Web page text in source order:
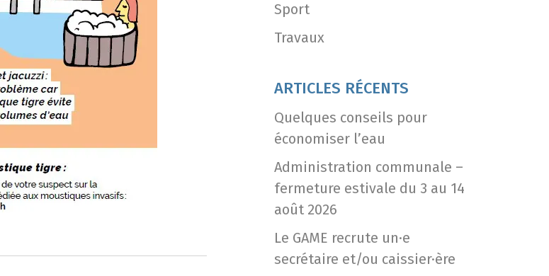
Sport
Travaux
ARTICLES RÉCENTS
Quelques conseils pour
économiser l’eau
Administration communale –
fermeture estivale du 3 au 14
août 2026
Le GAME recrute un·e
secrétaire et/ou caissier·ère